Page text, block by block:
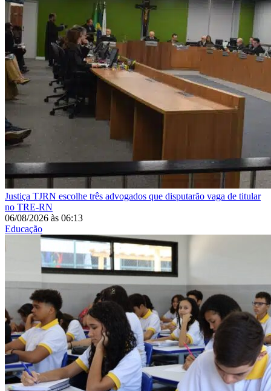
Justiça TJRN escolhe três advogados que disputarão vaga de titular
no TRE-RN
06/08/2026 às 06:13
Educação